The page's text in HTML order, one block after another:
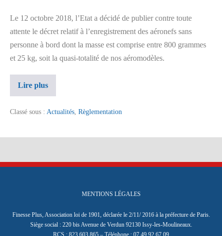
Le 12 octobre 2018, l’Etat a décidé de publier contre toute
attente le décret relatif à l’enregistrement des aéronefs sans
personne à bord dont la masse est comprise entre 800 grammes
et 25 kg, soit la quasi-totalité de nos aéromodèles.
Lire plus
Classé sous : Actualités Règlementation
MENTIONS LÉGALES
Finesse Plus, Association loi de 1901, déclarée le 2/11/ 2016 à la préfecture de Paris.
Siège social : 220 bis Avenue de Verdun 92130 Issy-les-Moulineaux.
RCS : 823 603 865 – Téléphone : 07 49 92 67 09